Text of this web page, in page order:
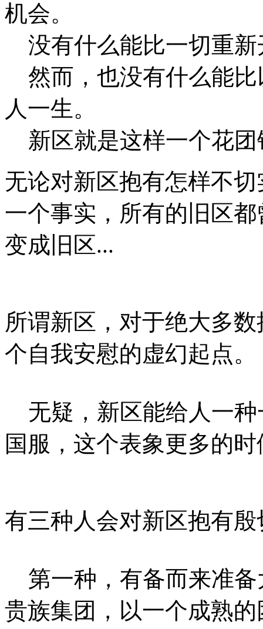
机会。
没有什么能比一切重新
然而，也没有什么能比
人一生。
新区就是这样一个花团
无论对新区抱有怎样不
一个事实，所有的旧区
变成旧区...
所谓新区，对于绝大多
个自我安慰的虚幻起点。
无疑，新区能给人一种
国服，这个表象更多的
有三种人会对新区抱有
第一种，有备而来准备
贵族集团，以一个成熟